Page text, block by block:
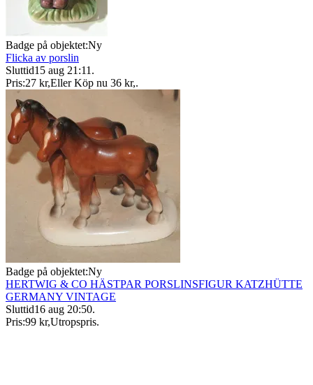
Badge på objektet:Ny
Flicka av porslin
Sluttid15 aug 21:11 .
Pris:27 kr,Eller Köp nu 36 kr,.
Badge på objektet:Ny
HERTWIG & CO HÄSTPAR PORSLINSFIGUR KATZHÜTTE
GERMANY VINTAGE
Sluttid16 aug 20:50.
Pris:99 kr,Utropspris.